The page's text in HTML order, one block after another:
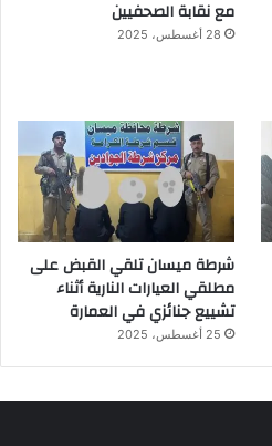
مع نقابة الصحفيين
28 أغسطس، 2025
شرطة ميسان تلقي القبض على
مطلقي العيارات النارية أثناء
تشييع جنائزي في العمارة
25 أغسطس، 2025